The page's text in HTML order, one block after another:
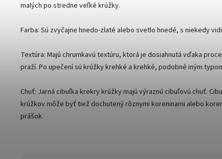
malých po stredne veľké krúžky.
Farba: Sú zvyčajne hnedo-zlaté alebo svetlo hnedé, s niekedy
Textúra: Majú chrumkavú textúru, ktorá je dosiahnutá vďaka
praží. Po upečení sú krúžky krehké a krehké, podobné iným
Chuť: Jarná cibuľka krekry krúžky majú výraznú cibuľovú chuť.
krúžkov môže byť tiež dochutený rôznymi koreninami alebo
prášok.